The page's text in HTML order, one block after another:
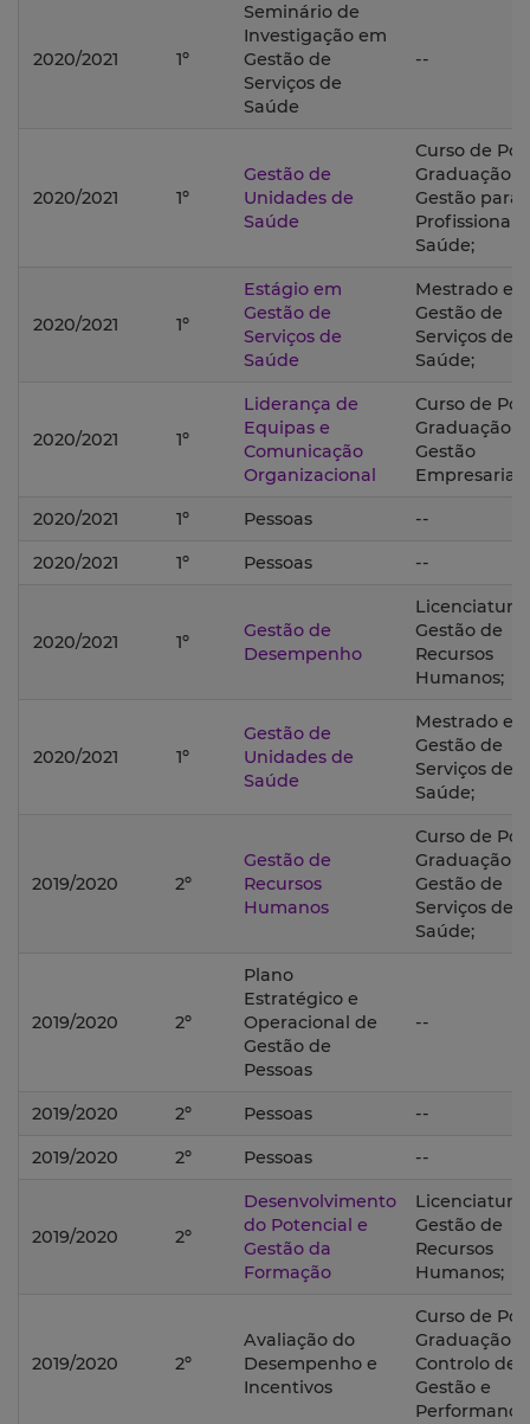
2020/2021 1º
Seminário de
Investigação em
Gestão de
Serviços de
Saúde
--
2020/2021 1º
Gestão de
Unidades de
Saúde
Curso de Pós
Graduação
Gestão para
Profissionais
Saúde;
2020/2021 1º
Estágio em
Gestão de
Serviços de
Saúde
Mestrado em
Gestão de
Serviços de
Saúde;
2020/2021 1º
Liderança de
Equipas e
Comunicação
Organizacional
Curso de Pós
Graduação
Gestão
Empresarial;
2020/2021 1º Pessoas --
2020/2021 1º Pessoas --
2020/2021 1º
Gestão de
Desempenho
Licenciatura
Gestão de
Recursos
Humanos;
2020/2021 1º
Gestão de
Unidades de
Saúde
Mestrado em
Gestão de
Serviços de
Saúde;
2019/2020 2º
Gestão de
Recursos
Humanos
Curso de Pós
Graduação
Gestão de
Serviços de
Saúde;
2019/2020 2º
Plano
Estratégico e
Operacional de
Gestão de
Pessoas
--
2019/2020 2º Pessoas --
2019/2020 2º Pessoas --
2019/2020 2º
Desenvolvimento
do Potencial e
Gestão da
Formação
Licenciatura
Gestão de
Recursos
Humanos;
2019/2020 2º
Avaliação do
Desempenho e
Incentivos
Curso de Pós
Graduação
Controlo de
Gestão e